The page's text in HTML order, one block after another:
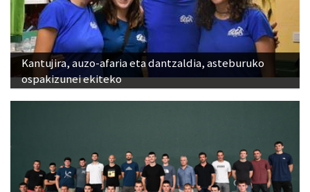
Kantujira, auzo-afaria eta dantzaldia, asteburuko
ospakizunei ekiteko